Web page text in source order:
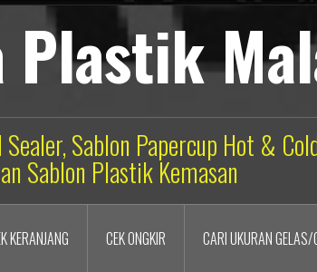
Plastik
Sablon Papercup Hot &
Sablon Plastik Kemasan
KERANJANG CEK ONGKIR CARI UKURAN